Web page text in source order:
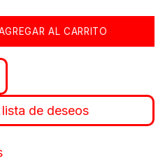
AL CARRITO
de deseos